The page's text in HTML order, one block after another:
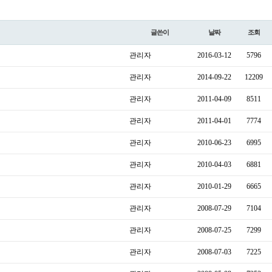
글쓴이 날짜 조회
관리자 2016-03-12 5796
관리자 2014-09-22 12209
관리자 2011-04-09 8511
관리자 2011-04-01 7774
관리자 2010-06-23 6995
관리자 2010-04-03 6881
관리자 2010-01-29 6665
관리자 2008-07-29 7104
관리자 2008-07-25 7299
관리자 2008-07-03 7225